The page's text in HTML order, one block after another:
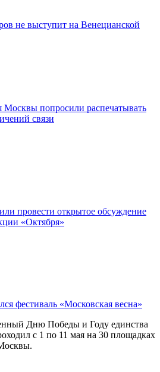
Москвы попросили распечатывать
связи
провести открытое обсуждение
«Октября»
фестиваль «Московская весна»
Дню Победы и Году единства
с 1 по 11 мая на 30 площадках